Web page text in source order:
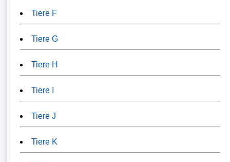
Tiere F
Tiere G
Tiere H
Tiere I
Tiere J
Tiere K